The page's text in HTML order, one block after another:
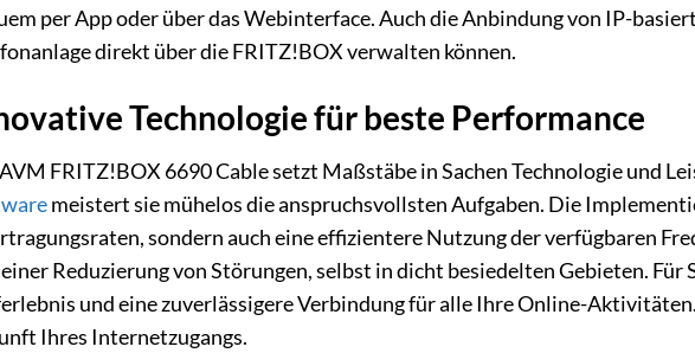
per App oder über das Webinterface. Auch die Anbindung von IP-
direkt über die FRITZ!BOX verwalten können.
Technologie für beste Performance
FRITZ!BOX 6690 Cable setzt Maßstäbe in Sachen Technologie und
meistert sie mühelos die anspruchsvollsten Aufgaben. Die
sondern auch eine effizientere Nutzung der verfügbaren
Reduzierung von Störungen, selbst in dicht besiedelten Gebieten.
und eine zuverlässigere Verbindung für alle Ihre Online-
Ihres Internetzugangs.